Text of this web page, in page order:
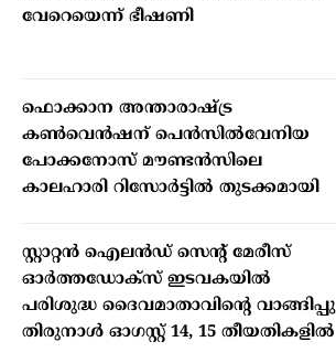
വേറെയെന്ന് ഭീഷണി
ഫൊക്കാന അന്താരാഷ്ട്ര
കൺവെൻഷന് പെൻസിൽവേനിയ
പോക്കനോസ് മൗണ്ടൻസിലെ
കാലഹാരി റിസോർട്ടിൽ തുടക്കമായി
സ്റ്റാറ്റന്‍ ഐലന്‍ഡ് സെന്റ് മേരീസ്
ഓര്‍ത്തഡോക്‌സ് ഇടവകയില്‍
പരിശുദ്ധ ദൈവമാതാവിന്റെ വാങ്ങിപ്പു
തിരുനാള്‍ ഓഗസ്റ്റ് 14, 15 തീയതികളില്‍